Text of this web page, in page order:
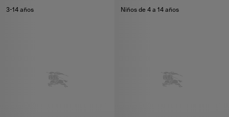
3-14 años Niños de 4 a 14 años